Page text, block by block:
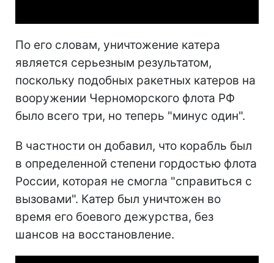
По его словам, уничтожение катера
является серьезным результатом,
поскольку подобных ракетных катеров на
вооружении Черноморского флота РФ
было всего три, но теперь "минус один".
В частности он добавил, что корабль был
в определенной степени гордостью флота
России, которая не смогла "справиться с
вызовами". Катер был уничтожен во
время его боевого дежурства, без
шансов на восстановление.